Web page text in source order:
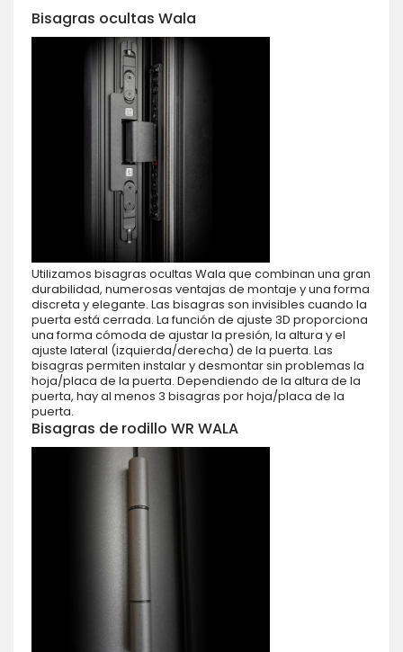
Bisagras ocultas Wala
Utilizamos bisagras ocultas Wala que combinan una gran
durabilidad, numerosas ventajas de montaje y una forma
discreta y elegante. Las bisagras son invisibles cuando la
puerta está cerrada. La función de ajuste 3D proporciona
una forma cómoda de ajustar la presión, la altura y el
ajuste lateral (izquierda/derecha) de la puerta. Las
bisagras permiten instalar y desmontar sin problemas la
hoja/placa de la puerta. Dependiendo de la altura de la
puerta, hay al menos 3 bisagras por hoja/placa de la
puerta.
Bisagras de rodillo WR WALA